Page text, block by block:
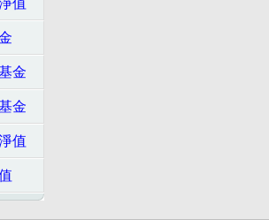
值
金
金
值